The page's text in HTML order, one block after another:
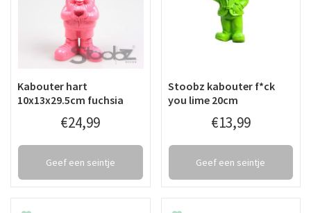
Kabouter hart
10x13x29.5cm fuchsia
€24,99
Geef een seintje
Stoobz kabouter f*ck
you lime 20cm
€13,99
Geef een seintje